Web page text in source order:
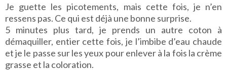
Je guette les picotements, mais cette fois, je n’en
ressens pas. Ce qui est déjà une bonne surprise.
5 minutes plus tard, je prends un autre coton à
démaquiller, entier cette fois, je l’imbibe d’eau chaude
et je le passe sur les yeux pour enlever à la fois la crème
grasse et la coloration.